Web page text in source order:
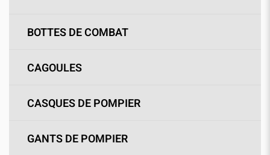
BOTTES DE COMBAT
CAGOULES
CASQUES DE POMPIER
GANTS DE POMPIER